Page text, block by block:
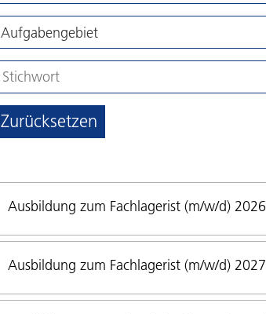
Aufgabengebiet
Zurücksetzen
Ausbildung zum Fachlagerist (m/w/d) 2026
Ausbildung zum Fachlagerist (m/w/d) 2027